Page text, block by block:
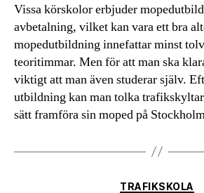
Vissa körskolor erbjuder
avbetalning, vilket kan vara ett bra
mopedutbildning innefattar minst
teoritimmar. Men för att man ska
viktigt att man även studerar själv.
utbildning kan man tolka
sätt framföra sin moped på
TRAFIKSKOLA